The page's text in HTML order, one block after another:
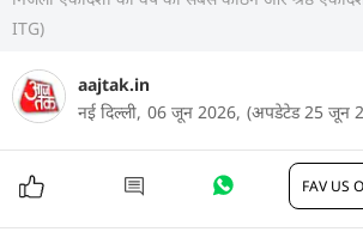
ITG)
aajtak.in
नई दिल्ली, 06 जून 2026, (अपडेटेड 25 जून
FAV US